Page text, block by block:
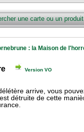
: la Maison de
Version VO
arrive, vous
détruite de cette